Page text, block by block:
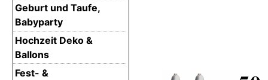
Geburt und Taufe,
Babyparty
Hochzeit Deko &
Ballons
Fest- &